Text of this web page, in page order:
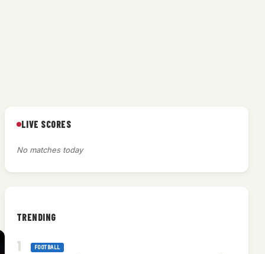
LIVE SCORES
No matches today
TRENDING
FOOTBALL